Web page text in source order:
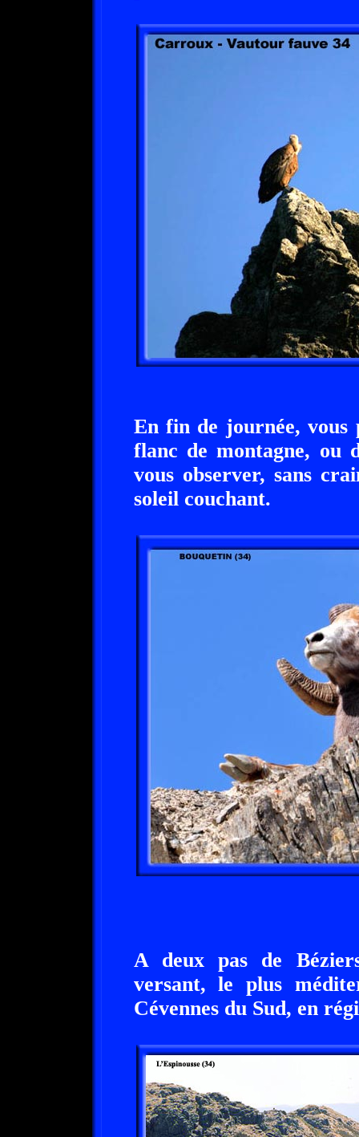
En fin de journée, vous
flanc de montagne, ou
vous observer, sans
soleil couchant.
A deux pas de
versant, le plus
Cévennes du Sud, en